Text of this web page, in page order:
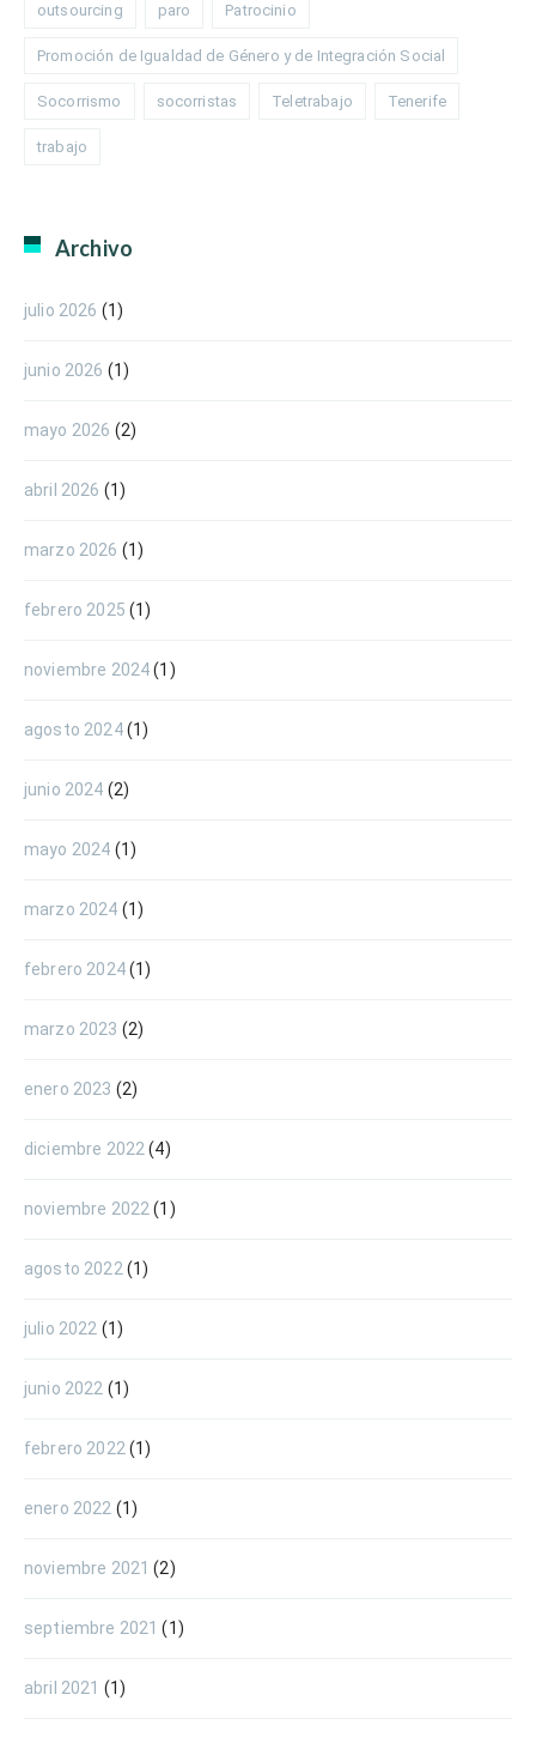
outsourcing paro Patrocinio
Promoción de Igualdad de Género y de Integración Social
Socorrismo socorristas Teletrabajo Tenerife
trabajo
Archivo
julio 2026 (1)
junio 2026 (1)
mayo 2026 (2)
abril 2026 (1)
marzo 2026 (1)
febrero 2025 (1)
noviembre 2024(1)
agosto 2024(1)
junio 2024 (2)
mayo 2024 (1)
marzo 2024 (1)
febrero 2024(1)
marzo 2023 (2)
enero 2023 (2)
diciembre 2022 (4)
noviembre 2022 (1)
agosto 2022 (1)
julio 2022 (1)
junio 2022 (1)
febrero 2022 (1)
enero 2022 (1)
noviembre 2021 (2)
septiembre 2021 (1)
abril 2021 (1)